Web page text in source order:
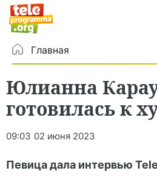
Главная
Юлианна
готовилась к
09:03 02 июня 2023
Певица дала интервью